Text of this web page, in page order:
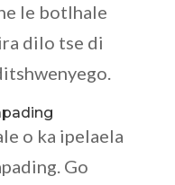
le botlhale
dilo tse di
o ka ipelaela
Go